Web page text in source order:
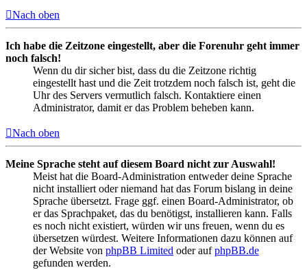
Nach oben
Ich habe die Zeitzone eingestellt, aber die Forenuhr geht immer
noch falsch!
Wenn du dir sicher bist, dass du die Zeitzone richtig
eingestellt hast und die Zeit trotzdem noch falsch ist, geht die
Uhr des Servers vermutlich falsch. Kontaktiere einen
Administrator, damit er das Problem beheben kann.
Nach oben
Meine Sprache steht auf diesem Board nicht zur Auswahl!
Meist hat die Board-Administration entweder deine Sprache
nicht installiert oder niemand hat das Forum bislang in deine
Sprache übersetzt. Frage ggf. einen Board-Administrator, ob
er das Sprachpaket, das du benötigst, installieren kann. Falls
es noch nicht existiert, würden wir uns freuen, wenn du es
übersetzen würdest. Weitere Informationen dazu können auf
der Website von phpBB Limited oder aufphpBB.de
gefunden werden.